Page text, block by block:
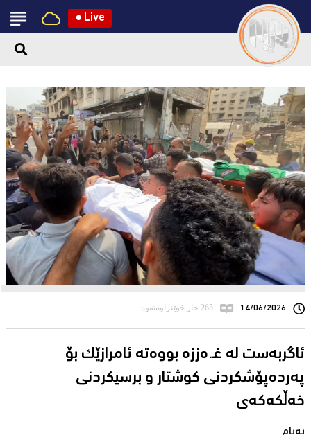
● Live
14/06/2026 265 جار خوێنراوەتەوە
ئاگربەست لە غـ.ەززە بووەتە ئامرازێك بۆ
پەردەپۆشكردنی كوشتار و برسیكردنی
خەڵكەكەی
پەیام